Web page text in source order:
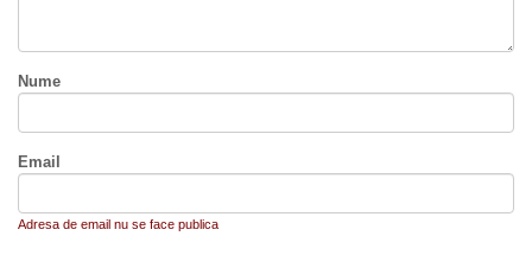
Nume
Email
Adresa de email nu se face publica